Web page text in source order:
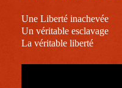
Une Liberté inachevée
Un véritable esclavage
La véritable liberté